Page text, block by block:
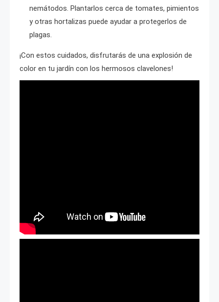
nemátodos. Plantarlos cerca de tomates, pimientos
y otras hortalizas puede ayudar a protegerlos de
plagas.
¡Con estos cuidados, disfrutarás de una explosión de
color en tu jardín con los hermosos clavelones!